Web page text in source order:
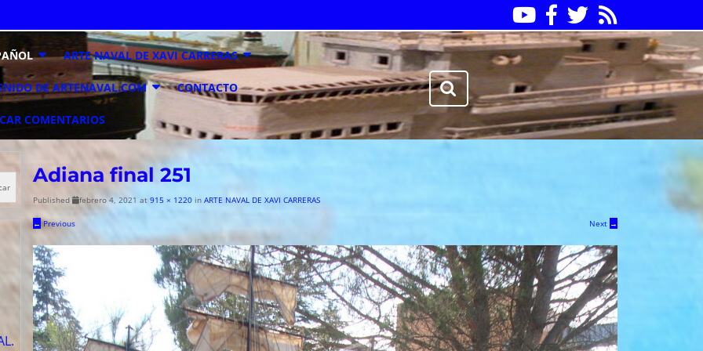
YoutubeFacebookTwitter
ARTE NAVAL DE XAVI CARRERAS
DE ARTENAVAL.COM CONTACTO
COMENTARIOS
Search
Adiana final 251
Published febrero 4, 2021 at 915 × 1220in ARTE NAVAL DE XAVI CARRERAS
←Previous Next →